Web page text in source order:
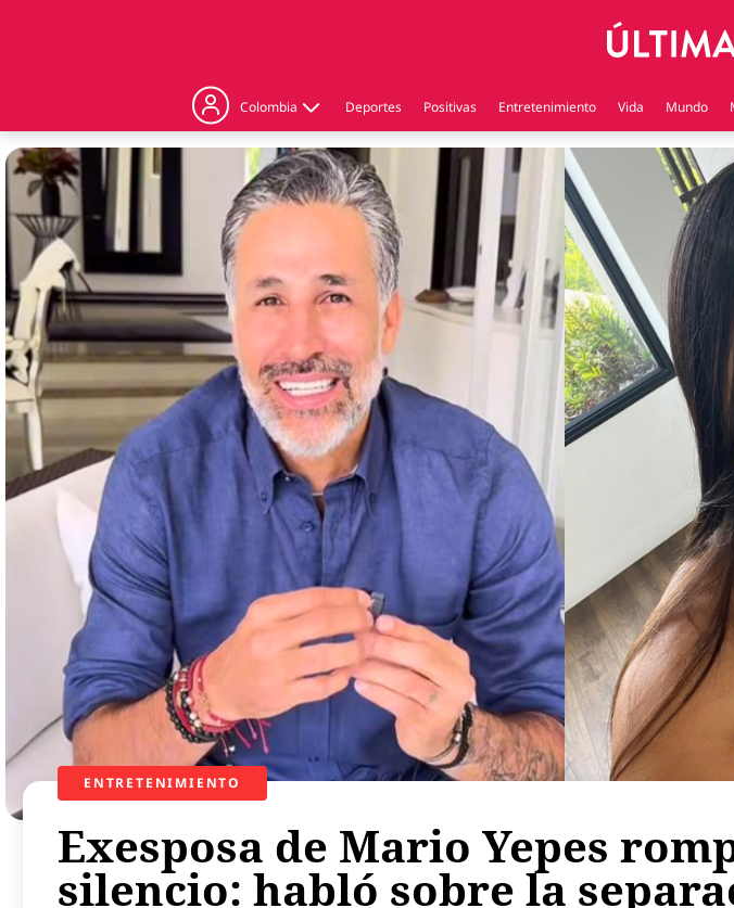
Colombia
Judicial
Politica
Deportes Positivas Entretenimiento Vida Mundo
ENTRETENIMIENTO
Exesposa de Mario Yepes
silencio: habló sobre la